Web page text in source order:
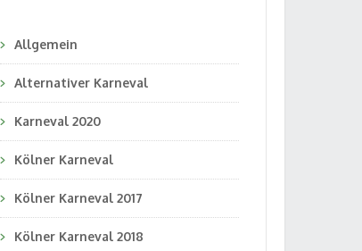
Allgemein
Alternativer Karneval
Karneval 2020
Kölner Karneval
Kölner Karneval 2017
Kölner Karneval 2018